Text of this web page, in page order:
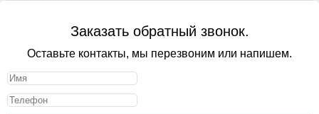
Заказать обратный звонок.
Оставьте контакты, мы перезвоним или напишем.